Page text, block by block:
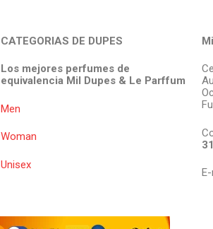
CATEGORIAS DE DUPES
Los mejores perfumes de
equivalencia Mil Dupes & Le Parffum
Men
Woman
Unisex